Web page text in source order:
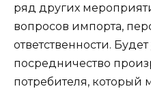
ряд других
вопросов импорта,
ответственности.
посредничество
потребителя, который